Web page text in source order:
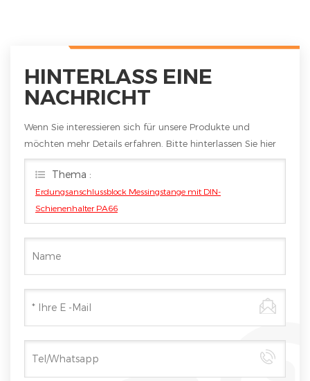
HINTERLASS EINE
NACHRICHT
Wenn Sie interessieren sich für unsere Produkte und
möchten mehr Details erfahren. Bitte hinterlassen Sie hier
eine Nachricht. Wir werden Ihnen so schnell wie möglich
antwortenThema :
Erdungsanschlussblock Messingstange mit DIN-
Schienenhalter PA66